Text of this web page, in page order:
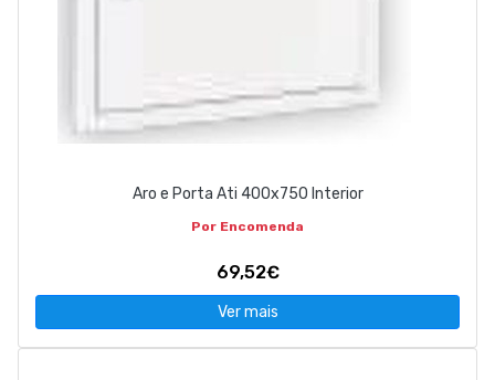
Aro e Porta Ati 400x750 Interior
Por Encomenda
69,52€
Ver mais